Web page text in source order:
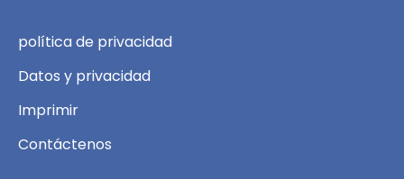
política de privacidad
Datos y privacidad
Imprimir
Contáctenos